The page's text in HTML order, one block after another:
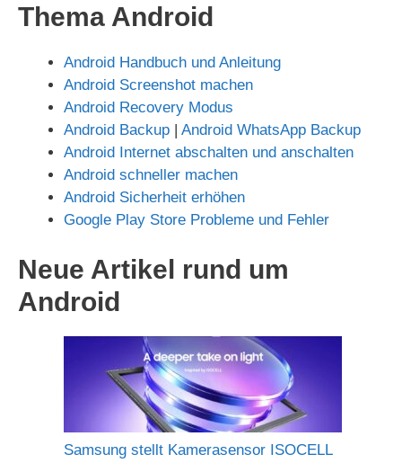
Thema Android
Android Handbuch und Anleitung
Android Screenshot machen
Android Recovery Modus
Android Backup | Android WhatsApp Backup
Android Internet abschalten und anschalten
Android schneller machen
Android Sicherheit erhöhen
Google Play Store Probleme und Fehler
Neue Artikel rund um
Android
Samsung stellt Kamerasensor ISOCELL